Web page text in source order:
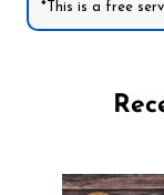
*This is a free